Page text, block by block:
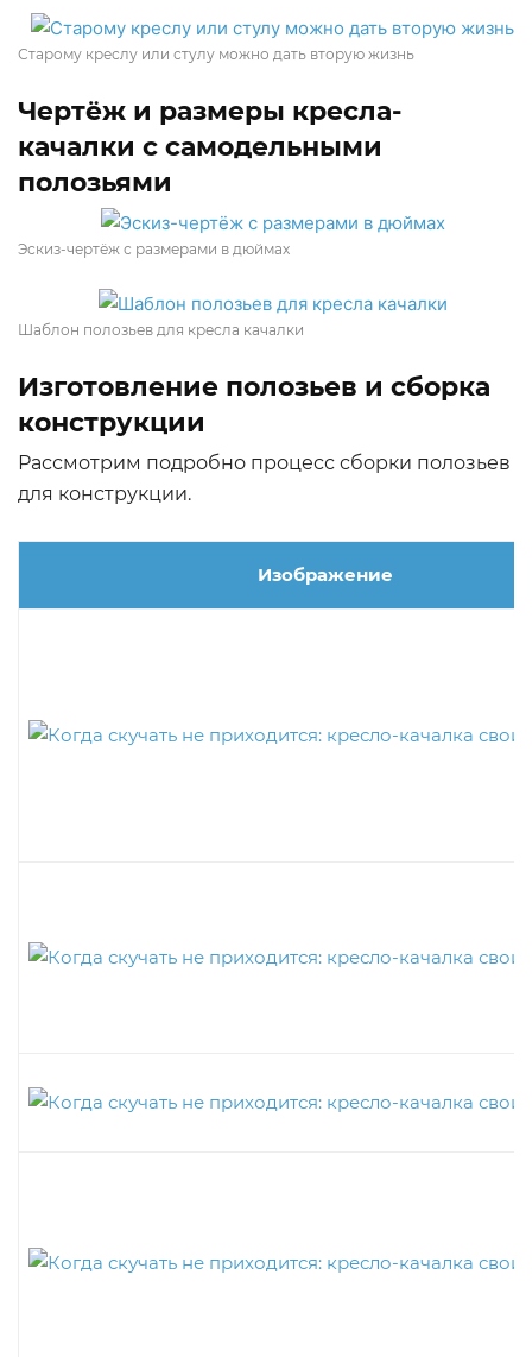
Старому креслу или стулу можно дать вторую жизнь
Чертёж и размеры кресла-
качалки с самодельными
полозьями
Эскиз-чертёж с размерами в дюймах
Шаблон полозьев для кресла качалки
Изготовление полозьев и сборка
конструкции
Рассмотрим подробно процесс сборки полозьев
для конструкции.
Изображение